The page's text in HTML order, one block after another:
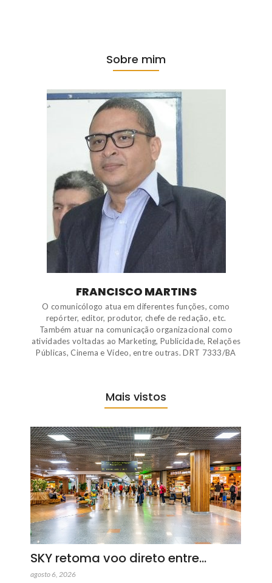
Sobre mim
FRANCISCO MARTINS
O comunicólogo atua em diferentes funções, como
repórter, editor, produtor, chefe de redação, etc.
Também atuar na comunicação organizacional como
atividades voltadas ao Marketing, Publicidade, Relações
Públicas, Cinema e Vídeo, entre outras. DRT 7333/BA
Mais vistos
SKY retoma voo direto entre…
agosto 6, 2026